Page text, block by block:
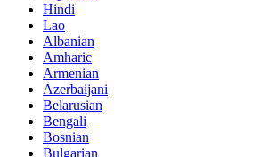
Hindi
Lao
Albanian
Amharic
Armenian
Azerbaijani
Belarusian
Bengali
Bosnian
Bulgarian